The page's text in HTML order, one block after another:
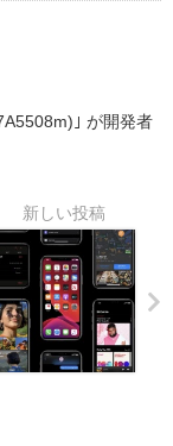
｣ が開発者